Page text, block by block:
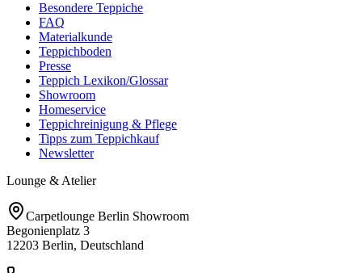
Besondere Teppiche
FAQ
Materialkunde
Teppichboden
Presse
Teppich Lexikon/Glossar
Showroom
Homeservice
Teppichreinigung & Pflege
Tipps zum Teppichkauf
Newsletter
Lounge & Atelier
Carpetlounge Berlin Showroom
Begonienplatz 3
12203 Berlin, Deutschland